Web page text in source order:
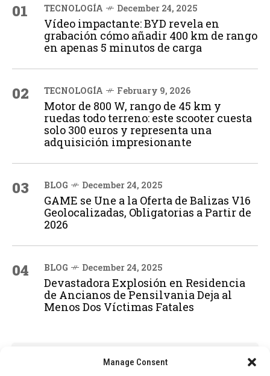
Manage Consent
01 TECNOLOGÍA December 24, 2025
Vídeo impactante: BYD revela en
grabación cómo añadir 400 km de rango
en apenas 5 minutos de carga
02 TECNOLOGÍA February 9, 2026
Motor de 800 W, rango de 45 km y
ruedas todo terreno: este scooter cuesta
solo 300 euros y representa una
adquisición impresionante
03 BLOG December 24, 2025
GAME se Une a la Oferta de Balizas V16
Geolocalizadas, Obligatorias a Partir de
2026
04 BLOG December 24, 2025
Devastadora Explosión en Residencia
de Ancianos de Pensilvania Deja al
Menos Dos Víctimas Fatales